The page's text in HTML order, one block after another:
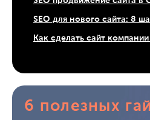
SEO для нового сайта: 8
Как сделать сайт
6 полезных